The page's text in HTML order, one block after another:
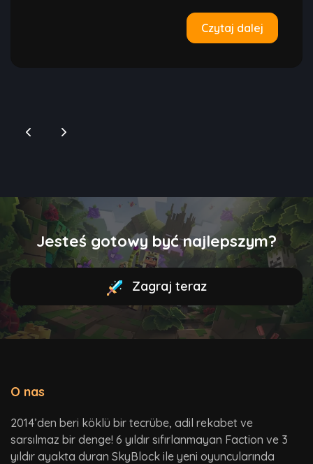
Czytaj dalej
Jesteś gotowy być najlepszym?
Zagraj teraz
O nas
2014’den beri köklü bir tecrübe, adil rekabet ve
sarsılmaz bir denge! 6 yıldır sıfırlanmayan Faction ve 3
yıldır ayakta duran SkyBlock ile yeni oyuncularında